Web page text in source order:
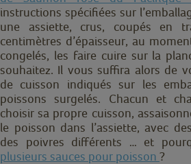
instructions spécifiées sur
une assiette, crus, coupés en
centimètres d’épaisseur, au
congelés, les faire cuire sur la
souhaitez. Il vous suffira alors de
de cuisson indiqués sur les
poissons surgelés. Chacun et
choisir sa propre cuisson,
le poisson dans l’assiette, avec
des poivres différents … et
plusieurs sauces pour poisson ?